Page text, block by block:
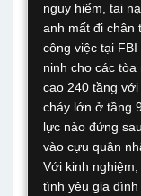
nguy hiểm, tai
anh mất đi chân
công việc tại
ninh cho các
cao 240 tầng
cháy lớn ở tầng
lực nào đứng
vào cựu quân
Với kinh
tình yêu gia